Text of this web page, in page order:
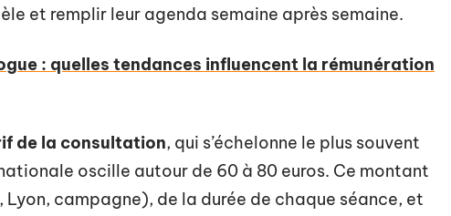
et remplir leur agenda semaine après semaine.
: quelles tendances influencent la rémunération
de la consultation, qui s’échelonne le plus souvent
oscille autour de 60 à 80 euros. Ce montant
campagne), de la durée de chaque séance, et